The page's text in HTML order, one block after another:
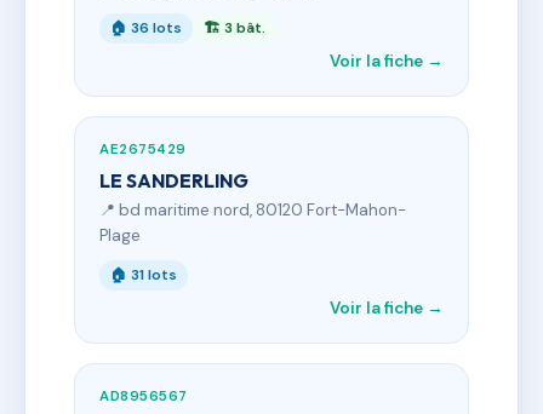
🏠 36 lots 🏗 3 bât.
Voir la fiche →
AE2675429
LE SANDERLING
📍 bd maritime nord, 80120 Fort-Mahon-
Plage
🏠 31 lots
Voir la fiche →
AD8956567